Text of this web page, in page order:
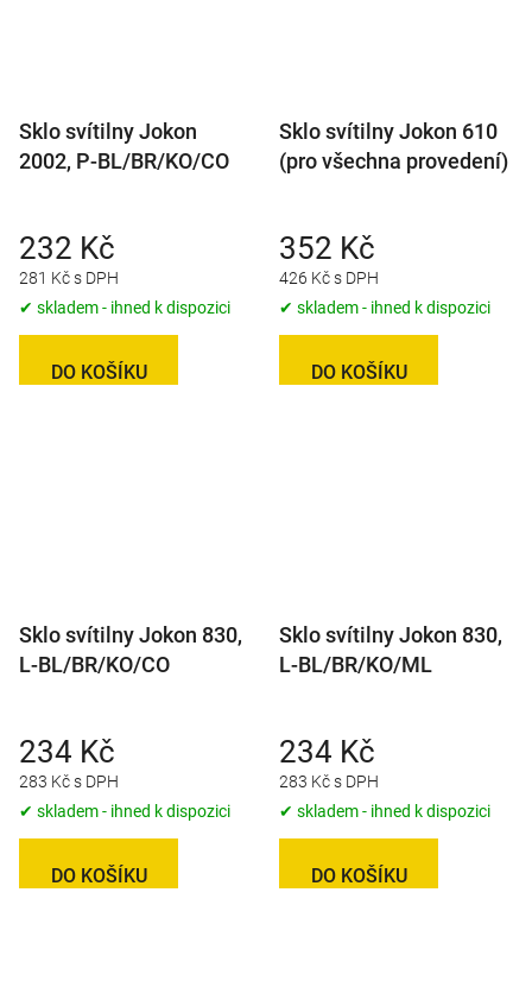
Sklo svítilny Jokon
2002, P-BL/BR/KO/CO
281 Kč s DPH
232 Kč
✔ skladem - ihned k dispozici
DO KOŠÍKU
Sklo svítilny Jokon 610
(pro všechna provedení)
426 Kč s DPH
352 Kč
✔ skladem - ihned k dispozici
DO KOŠÍKU
Sklo svítilny Jokon 830,
L-BL/BR/KO/CO
283 Kč s DPH
234 Kč
✔ skladem - ihned k dispozici
DO KOŠÍKU
Sklo svítilny Jokon 830,
L-BL/BR/KO/ML
283 Kč s DPH
234 Kč
✔ skladem - ihned k dispozici
DO KOŠÍKU